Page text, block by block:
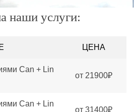
наши услуги:
ЦЕНА
Can + Lin
от 21900₽
Can + Lin
от 31400₽